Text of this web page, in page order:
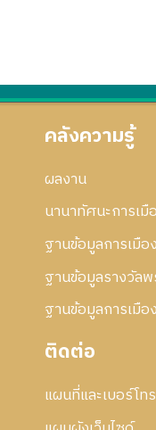
คลังความรู้
ผลงาน
นานาทัศนะการเมื
ฐานข้อมูลการเมื
ฐานข้อมูลรางวัลพ
ฐานข้อมูลการเมื
ติดต่อ
แผนที่และเบอร์โทร